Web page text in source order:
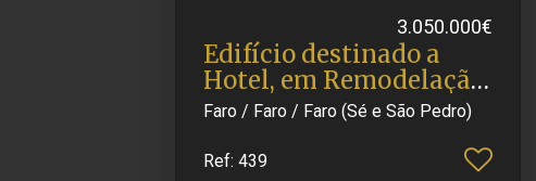
3.050.000€
Edifício destinado a
Hotel, em Remodelação
no.​..
Faro / Faro / Faro (Sé e São Pedro)
Ref: 439